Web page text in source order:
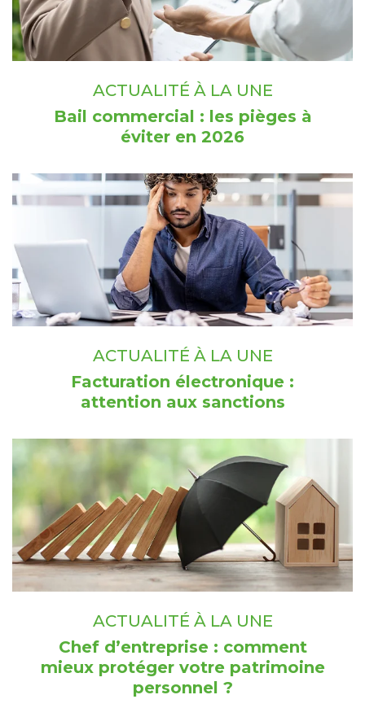
ACTUALITÉ À LA UNE
Bail commercial : les pièges à
éviter en 2026
ACTUALITÉ À LA UNE
Facturation électronique :
attention aux sanctions
ACTUALITÉ À LA UNE
Chef d’entreprise : comment
mieux protéger votre patrimoine
personnel ?